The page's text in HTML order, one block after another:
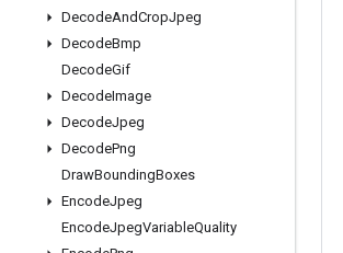
DecodeAndCropJpeg
DecodeBmp
DecodeGif
DecodeImage
DecodeJpeg
DecodePng
DrawBoundingBoxes
EncodeJpeg
EncodeJpegVariableQuality